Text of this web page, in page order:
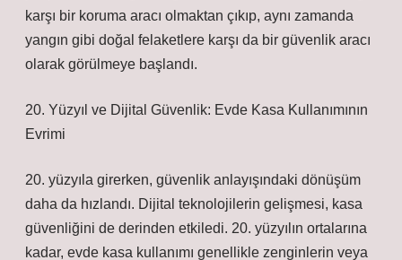
karşı bir koruma aracı olmaktan çıkıp, aynı zamanda
yangın gibi doğal felaketlere karşı da bir güvenlik aracı
olarak görülmeye başlandı.
20. Yüzyıl ve Dijital Güvenlik: Evde Kasa Kullanımının
Evrimi
20. yüzyıla girerken, güvenlik anlayışındaki dönüşüm
daha da hızlandı. Dijital teknolojilerin gelişmesi, kasa
güvenliğini de derinden etkiledi. 20. yüzyılın ortalarına
kadar, evde kasa kullanımı genellikle zenginlerin veya